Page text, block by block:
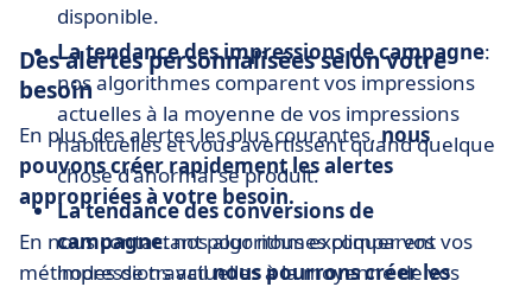
disponible.
La tendance des impressions de campagne:
nos algorithmes comparent vos impressions
actuelles à la moyenne de vos impressions
habituelles et vous avertissent quand quelque
chose d'anormal se produit.
La tendance des conversions de
campagne: nos algorithmes comparent vos
impressions actuelles à la moyenne de vos
Des alertes personnalisées selon votre
besoin
En plus des alertes les plus courantes,nous
pouvons créer rapidement les alertes
appropriéesà votre besoin.
En nous contactant pour nous expliquer vos
méthodes de travailnous pourrons créer les